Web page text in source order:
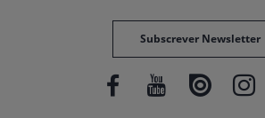
Subscrever Newsletter